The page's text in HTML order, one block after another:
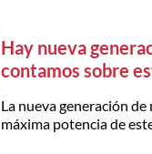
Hay nueva
contamos sobre
La nueva generación
máxima potencia de